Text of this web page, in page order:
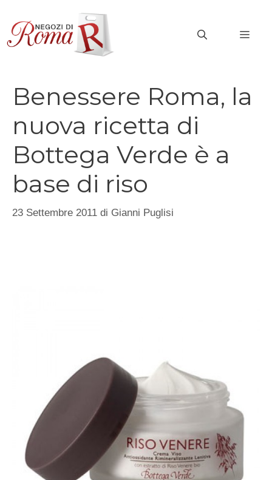
contenuto
Benessere Roma, la
nuova ricetta di
Bottega Verde è a
base di riso
23 Settembre 2011 di Gianni Puglisi